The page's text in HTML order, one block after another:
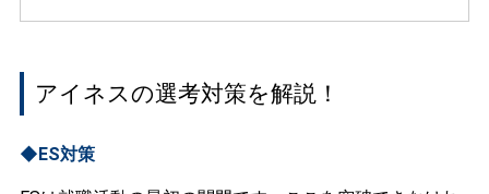
アイネスの選考対策を解説！
◆ES対策